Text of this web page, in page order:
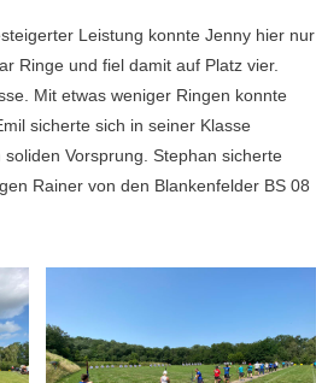
Leistung konnte Jenny hier nur
Ringe und fiel damit auf Platz vier.
Mit etwas weniger Ringen konnte
sicherte sich in seiner Klasse
Vorsprung. Stephan sicherte
Rainer von den Blankenfelder BS 08